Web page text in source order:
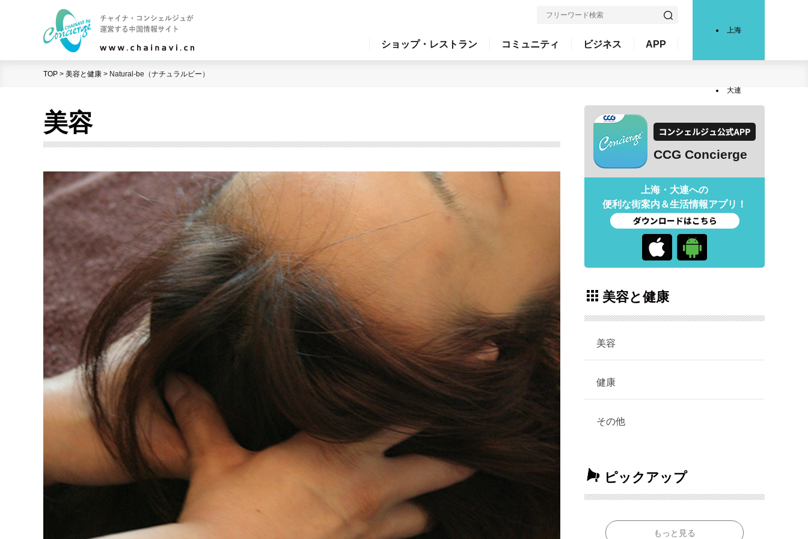
上海
大連
ショップ・レストラン コミュニティ ビジネス APP
TOP > 美容と健康 > Natural-be（ナチュラルビー）
美容
CCG Concierge
上海・大連への
便利な街案内＆生活情報アプリ！
美容と健康
美容
健康
その他
ピックアップ
もっと見る